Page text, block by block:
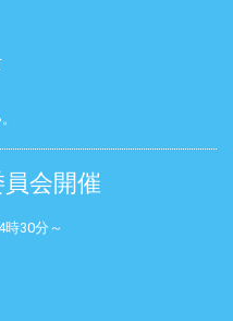
会開催
30分～